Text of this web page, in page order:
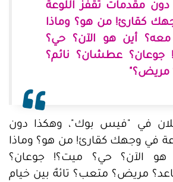
دون مقدمات تقفز اللوعة
كقارئ! من هو؟ وماذا
أين هو الآن؟ حي؟
جوعان؟ عطشان؟ نائم؟
مريض؟"
في "فيس بوك"، وهكذا دون
في وجهك كقارئ! من هو؟ وماذا
الآن؟ حي؟ ميت؟! جوعان؟
مريض؟ متعب؟ تائهٌ بين خيام